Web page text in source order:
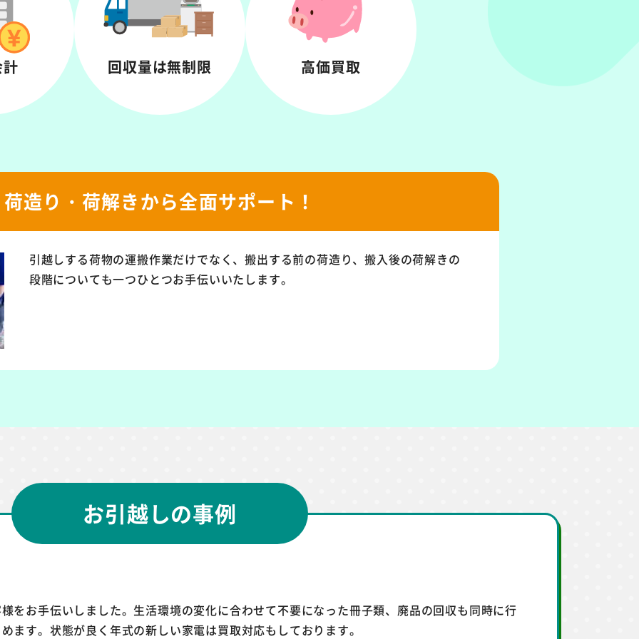
回収量は無制限 高価買取
荷造り・荷解きから全面サポート！
引越しする荷物の運搬作業だけでなく、搬出する前の荷造り、搬入後の荷解きの
段階についても一つひとつお手伝いいたします。
お引越しの事例
をお手伝いしました。生活環境の変化に合わせて不要になった冊子類、廃品の回収も同時に行
ます。状態が良く年式の新しい家電は買取対応もしております。